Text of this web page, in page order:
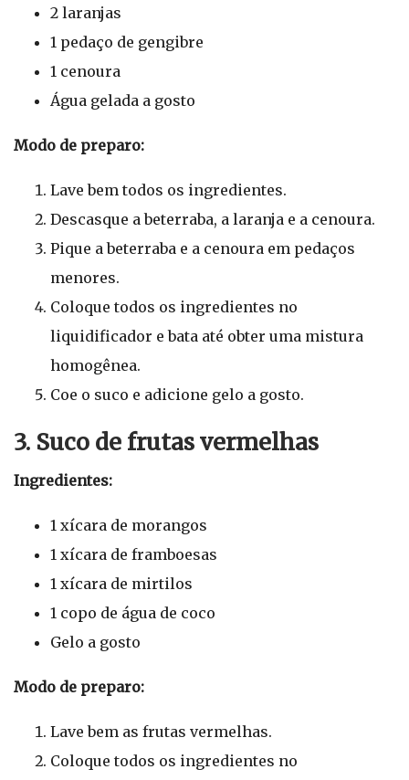
2 laranjas
1 pedaço de gengibre
1 cenoura
Água gelada a gosto
Modo de preparo:
Lave bem todos os ingredientes.
Descasque a beterraba, a laranja e a cenoura.
Pique a beterraba e a cenoura em pedaços
menores.
Coloque todos os ingredientes no
liquidificador e bata até obter uma mistura
homogênea.
Coe o suco e adicione gelo a gosto.
3. Suco de frutas vermelhas
Ingredientes:
1 xícara de morangos
1 xícara de framboesas
1 xícara de mirtilos
1 copo de água de coco
Gelo a gosto
Modo de preparo:
Lave bem as frutas vermelhas.
Coloque todos os ingredientes no